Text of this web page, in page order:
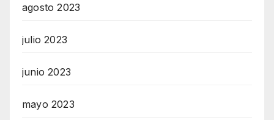
agosto 2023
julio 2023
junio 2023
mayo 2023